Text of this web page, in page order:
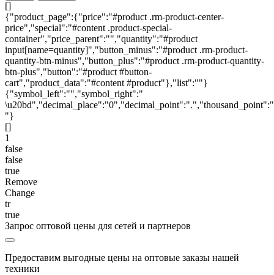
[]
{"product_page":{"price":"#product .rm-product-center-
price","special":"#content .product-special-
container","price_parent":"","quantity":"#product
input[name=quantity]","button_minus":"#product .rm-product-
quantity-btn-minus","button_plus":"#product .rm-product-quantity-
btn-plus","button":"#product #button-
cart","product_data":"#content #product"},"list":""}
{"symbol_left":"","symbol_right":"
\u20bd","decimal_place":"0","decimal_point":".","thousand_point":"
"}
[]
1
false
false
true
Remove
Change
tr
true
Запрос оптовой цены для сетей и партнеров
Предоставим выгодные цены на оптовые заказы нашей
техники